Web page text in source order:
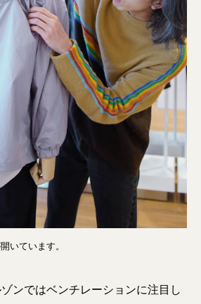
いています。
ンではベンチレーションに注目し